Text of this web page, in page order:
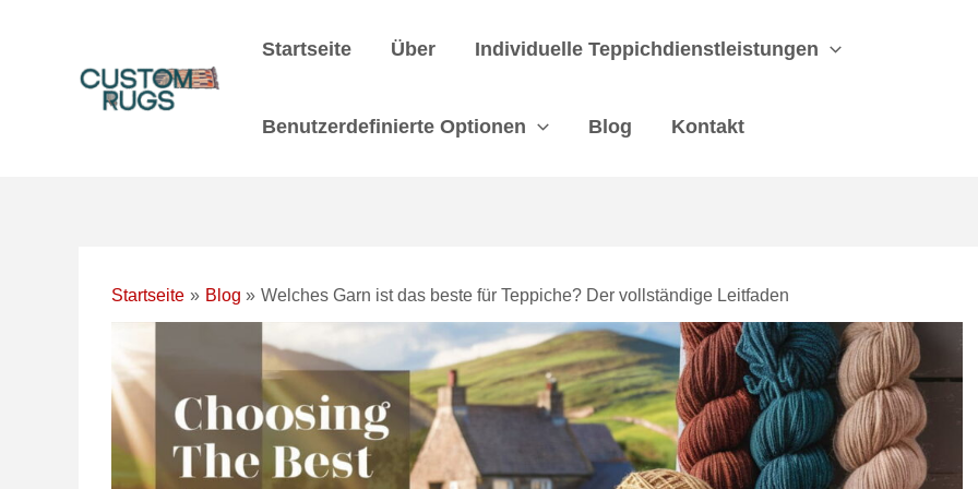
Startseite Über Individuelle Teppichdienstleistungen
Benutzerdefinierte Optionen Blog Kontakt
Startseite Blog Welches Garn ist das beste für Teppiche? Der vollständige Leitfaden
Navigation